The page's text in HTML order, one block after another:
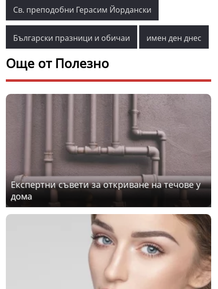
Св. преподобни Герасим Йордански
Български празници и обичаи имен ден днес
Още от Полезно
Експертни съвети за откриване на течове у
дома